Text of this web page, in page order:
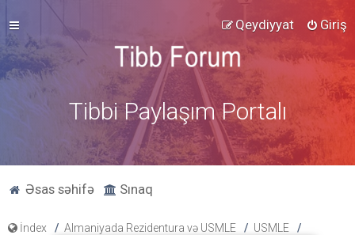
Giriş
Qeydiyyat
Tibbi Paylaşım Portalı
Əsas səhifə Sınaq
İndex Almaniyada Rezidentura və USMLE
USMLE